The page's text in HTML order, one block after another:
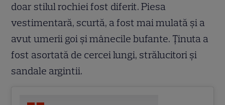
doar stilul rochiei fost diferit. Piesa
vestimentară, scurtă, a fost mai mulată şi a
avut umerii goi şi mânecile bufante. Ținuta a
fost asortată de cercei lungi, strălucitori și
sandale argintii.